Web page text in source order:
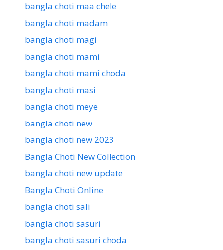
bangla choti maa chele
bangla choti madam
bangla choti magi
bangla choti mami
bangla choti mami choda
bangla choti masi
bangla choti meye
bangla choti new
bangla choti new 2023
Bangla Choti New Collection
bangla choti new update
Bangla Choti Online
bangla choti sali
bangla choti sasuri
bangla choti sasuri choda